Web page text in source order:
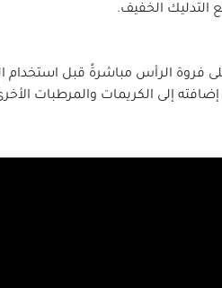
التدليك الخفيف.
الرأس مباشرةً قبل استخدام
إلى الكريمات والمرطبات